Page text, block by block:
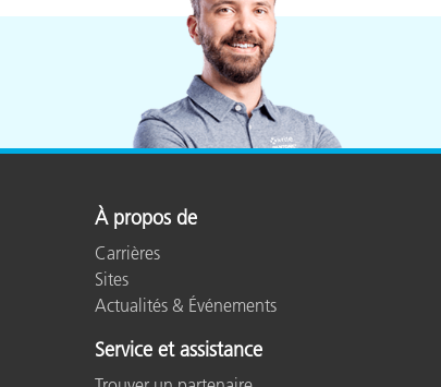
À propos de
Carrières
Sites
Actualités & Événements
Service et assistance